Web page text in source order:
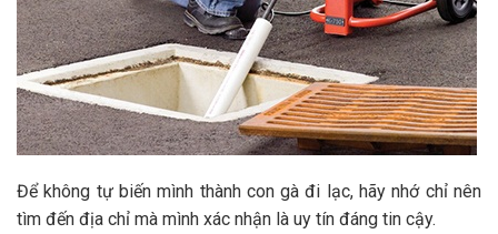
Để không tự biến mình thành con gà đi lạc, hãy nhớ chỉ nên
tìm đến địa chỉ mà mình xác nhận là uy tín đáng tin cậy.